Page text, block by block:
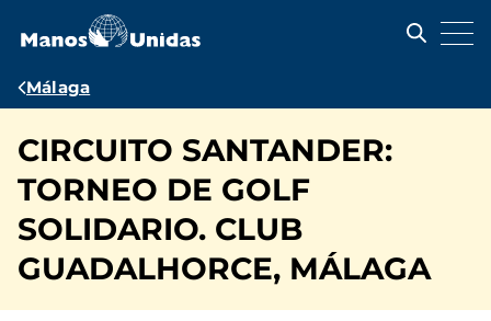
contenido
Ruta
navegación
Málaga
CIRCUITO SANTANDER:
TORNEO DE GOLF
SOLIDARIO. CLUB
GUADALHORCE, MÁLAGA